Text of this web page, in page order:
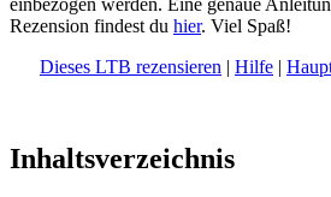
Rezension findest du hier. Viel Spaß!
Dieses LTB rezensieren | Hilfe |
Inhaltsverzeichnis